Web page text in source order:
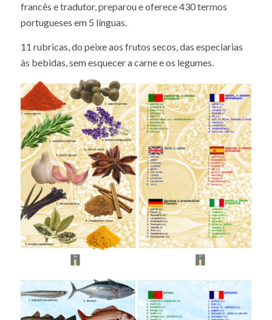
francês e tradutor, preparou e oferece 430 termos
portugueses em 5 línguas.
11 rubricas, do peixe aos frutos secos, das especiarias
às bebidas, sem esquecer a carne e os legumes.